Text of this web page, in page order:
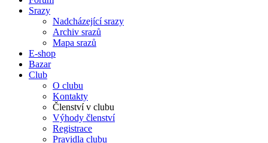
Srazy
Nadcházející srazy
Archiv srazů
Mapa srazů
E-shop
Bazar
Club
O clubu
Kontakty
Členství v clubu
Výhody členství
Registrace
Pravidla clubu